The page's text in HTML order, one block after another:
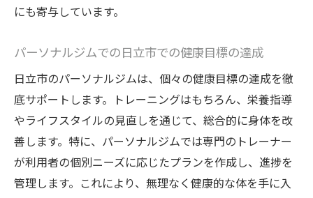
果
地域の特性を取り入れたトレーニングメニ
ュー
日立市の自然環境を活用したアウトドアト
レーニング
日立市でのジムコミュニティの形成と活用
地元文化を尊重したフィットネスアプロー
にも寄与しています。
パーソナルジムでの日立市での健康目標の達成
日立市のパーソナルジムは、個々の健康目標の達成を徹
底サポートします。トレーニングはもちろん、栄養指導
やライフスタイルの見直しを通じて、総合的に身体を改
善します。特に、パーソナルジムでは専門のトレーナー
が利用者の個別ニーズに応じたプランを作成し、進捗を
管理します。これにより、無理なく健康的な体を手に入